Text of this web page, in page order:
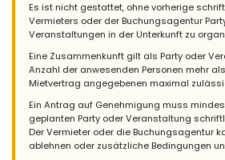
Es ist nicht gestattet, ohne vorherige
Vermieters oder der Buchungsagentur
Veranstaltungen in der Unterkunft zu
Eine Zusammenkunft gilt als Party oder
Anzahl der anwesenden Personen mehr
Mietvertrag angegebenen maximal
Ein Antrag auf Genehmigung muss
geplanten Party oder Veranstaltung
Der Vermieter oder die Buchungsagentur
ablehnen oder zusätzliche Bedingungen